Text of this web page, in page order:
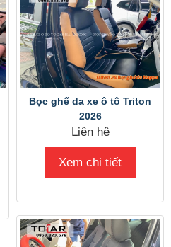
Bọc ghế da xe ô tô Triton
2026
Liên hệ
Xem chi tiết